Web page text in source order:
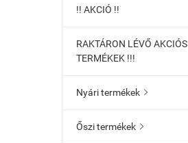
!! AKCIÓ !!
RAKTÁRON LÉVŐ AKCIÓS
TERMÉKEK !!!
Nyári termékek 
Őszi termékek 